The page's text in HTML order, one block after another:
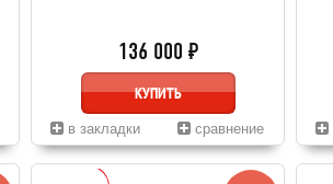
136 000 ₽
КУПИТЬ
в закладки сравнение